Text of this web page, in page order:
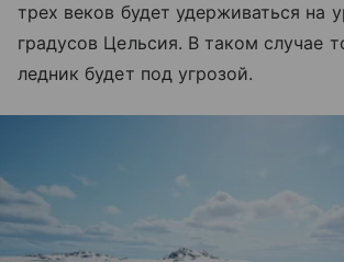
трех веков будет удерживаться на
градусов Цельсия. В таком случае
ледник будет под угрозой.